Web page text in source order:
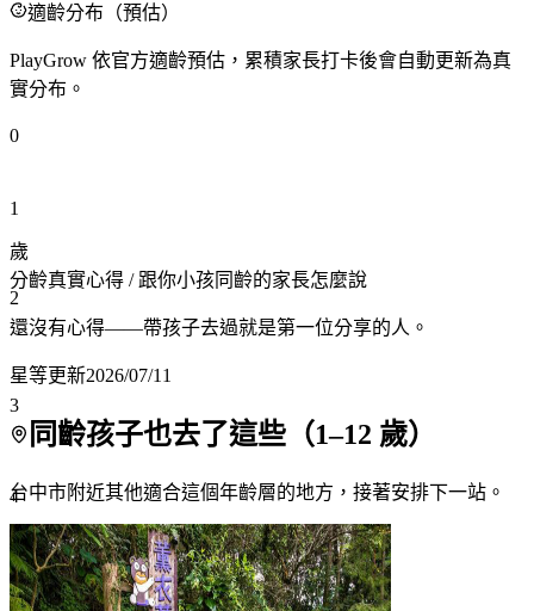
適齡分布（預估）
PlayGrow 依官方適齡預估，累積家長打卡後會自動更新為真
實分布。
0
1
2
3
4
5
歲
分齡真實心得 / 跟你小孩同齡的家長怎麼說
還沒有心得——帶孩子去過就是第一位分享的人。
星等更新2026/07/11
同齡孩子也去了這些（1–12 歲）
台中市附近其他適合這個年齡層的地方，接著安排下一站。